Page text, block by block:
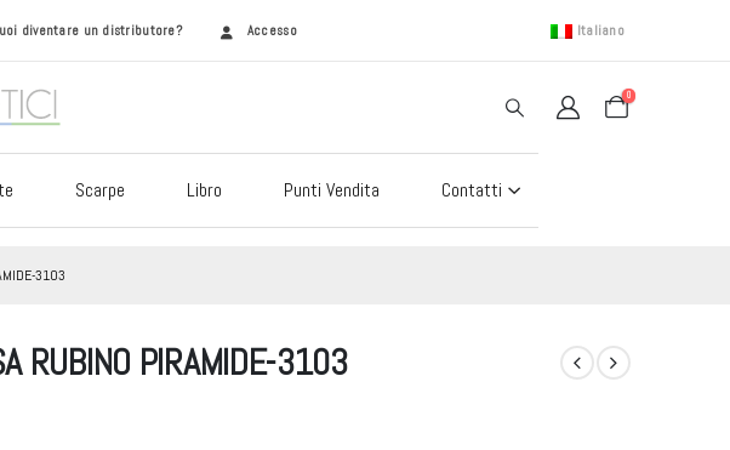
diventare un distributore? Accesso Italiano
0
Scarpe Libro Punti Vendita Contatti
3103
RUBINO PIRAMIDE-3103